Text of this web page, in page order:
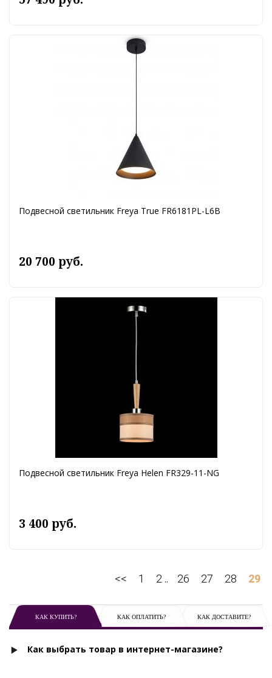
Подвесной светильник Freya True FR6181PL-L6B
20 700 руб.
Подвесной светильник Freya Helen FR329-11-NG
3 400 руб.
<< 1 2 .. 26 27 28 29
КАК КУПИТЬ? КАК ОПЛАТИТЬ? КАК ДОСТАВИТЕ?
Как выбрать товар в интернет-магазине?